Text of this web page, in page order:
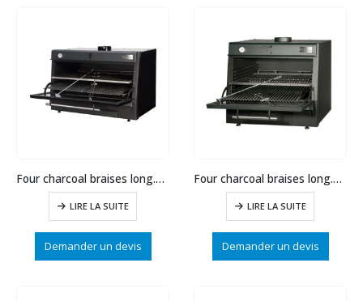
Four charcoal braises long.1200 130 couverts
LIRE LA SUITE
Demander un devis
Four charcoal braises long.900 130 couverts
LIRE LA SUITE
Demander un devis